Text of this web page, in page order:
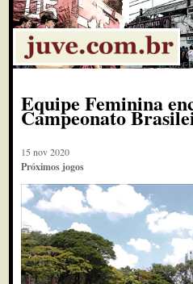
Equipe Feminina
Campeonato
15 nov 2020
Próximos jogos